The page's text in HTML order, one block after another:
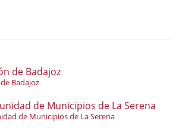
de Badajoz
Badajoz
de Municipios de La Serena
de Municipios de La Serena